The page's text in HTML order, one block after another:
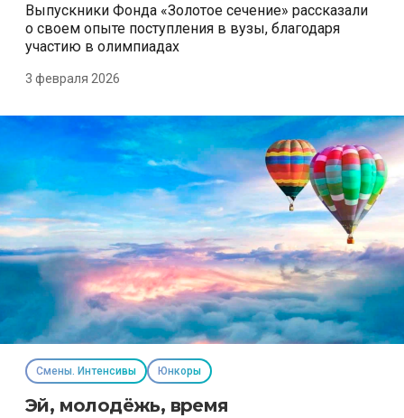
Выпускники Фонда «Золотое сечение» рассказали
о своем опыте поступления в вузы, благодаря
участию в олимпиадах
3 февраля 2026
Смены. Интенсивы Юнкоры
Эй, молодёжь, время